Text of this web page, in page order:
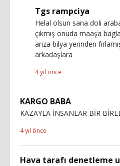
Tgs rampciya
Helal olsun sana doli
çıkmış onuda maaşa
arıza bilya yerinden
arkadaşlara
4 yıl önce
KARGO BABA
KAZAYLA İNSANLAR BİR
4 yıl önce
Hava tarafı denetleme